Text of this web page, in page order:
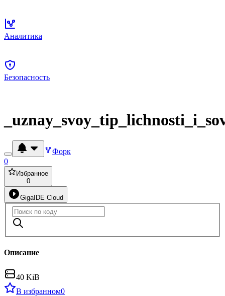
Аналитика
Безопасность
Форк
0
Избранное
0
GigaIDE Cloud
Описание
40 KiB
В избранном0